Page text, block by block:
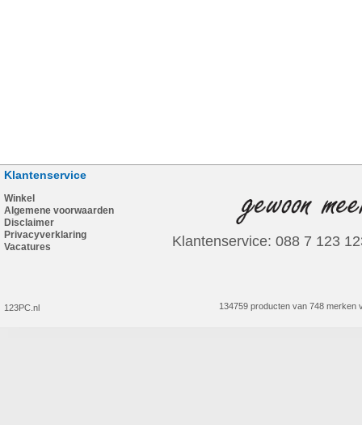
Klantenservice
Winkel
Algemene voorwaarden
Disclaimer
Privacyverklaring
Vacatures
123PC.nl
Klantenservice: 088 7 123
134759 producten van 748 merken